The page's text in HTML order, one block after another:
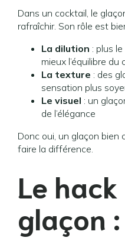
Dans un cocktail, le
rafraîchir. Son rôle est
La dilution : plus
mieux l’équilibre
La texture : des
sensation plus
Le visuel : un
de l’élégance
Donc oui, un glaçon
faire la différence.
Le
glaçon